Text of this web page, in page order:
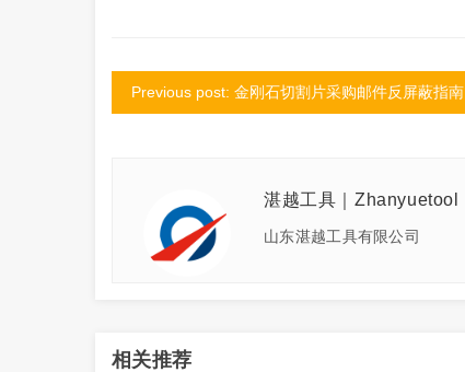
Previous post: 金刚石切割片采购邮件反屏蔽指南
湛越工具｜Zhanyuetool
山东湛越工具有限公司
相关推荐